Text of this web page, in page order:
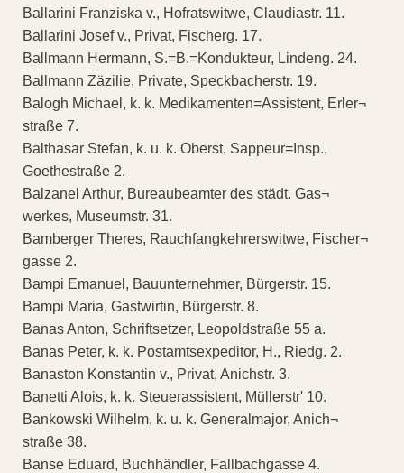
Ballarini Franziska v., Hofratswitwe, Claudiastr. 11.
Ballarini Josef v., Privat, Fischerg. 17.
Ballmann Hermann, S.=B.=Kondukteur, Lindeng. 24.
Ballmann Zäzilie, Private, Speckbacherstr. 19.
Balogh Michael, k. k. Medikamenten=Assistent, Erler¬
straße 7.
Balthasar Stefan, k. u. k. Oberst, Sappeur=Insp.,
Goethestraße 2.
Balzanel Arthur, Bureaubeamter des städt. Gas¬
werkes, Museumstr. 31.
Bamberger Theres, Rauchfangkehrerswitwe, Fischer¬
gasse 2.
Bampi Emanuel, Bauunternehmer, Bürgerstr. 15.
Bampi Maria, Gastwirtin, Bürgerstr. 8.
Banas Anton, Schriftsetzer, Leopoldstraße 55 a.
Banas Peter, k. k. Postamtsexpeditor, H., Riedg. 2.
Banaston Konstantin v., Privat, Anichstr. 3.
Banetti Alois, k. k. Steuerassistent, Müllerstr' 10.
Bankowski Wilhelm, k. u. k. Generalmajor, Anich¬
straße 38.
Banse Eduard, Buchhändler, Fallbachgasse 4.